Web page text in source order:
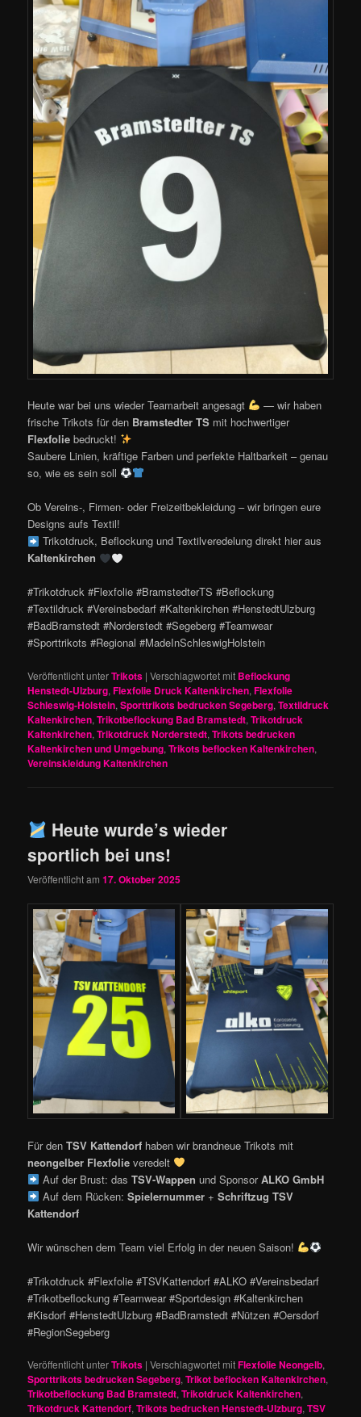
Heute war bei uns wieder Teamarbeit angesagt
— wir haben
frische Trikots für den Bramstedter TS mit hochwertiger
Flexfolie bedruckt!
Saubere Linien, kräftige Farben und perfekte Haltbarkeit – genau
so, wie es sein soll
Ob Vereins-, Firmen- oder Freizeitbekleidung – wir bringen eure
Designs aufs Textil!
Trikotdruck, Beflockung und Textilveredelung direkt hier aus
Kaltenkirchen
#Trikotdruck #Flexfolie #BramstedterTS #Beflockung
#Textildruck #Vereinsbedarf #Kaltenkirchen #HenstedtUlzburg
#BadBramstedt #Norderstedt #Segeberg #Teamwear
#Sporttrikots #Regional #MadeInSchleswigHolstein
Veröffentlicht unterTrikots |Verschlagwortet mit Beflockung
Henstedt-Ulzburg,Flexfolie Druck Kaltenkirchen,Flexfolie
Schleswig-Holstein,Sporttrikots bedrucken Segeberg,Textildruck
Kaltenkirchen,Trikotbeflockung Bad Bramstedt,Trikotdruck
Kaltenkirchen,Trikotdruck Norderstedt,Trikots bedrucken
Kaltenkirchen und Umgebung,Trikots beflocken Kaltenkirchen,
Vereinskleidung Kaltenkirchen
Heute wurde’s wieder
sportlich bei uns!
Veröffentlicht am17. Oktober 2025
Für denTSV Kattendorf haben wir brandneue Trikots mit
neongelber Flexfolie veredelt
Auf der Brust: das TSV-Wappen und SponsorALKO GmbH
Auf dem Rücken: Spielernummer+ Schriftzug TSV
Kattendorf
Wir wünschen dem Team viel Erfolg in der neuen Saison!
#Trikotdruck #Flexfolie #TSVKattendorf #ALKO #Vereinsbedarf
#Trikotbeflockung #Teamwear #Sportdesign #Kaltenkirchen
#Kisdorf #HenstedtUlzburg #BadBramstedt #Nützen #Oersdorf
#RegionSegeberg
Veröffentlicht unterTrikots |Verschlagwortet mitFlexfolie Neongelb,
Sporttrikots bedrucken Segeberg,Trikot beflocken Kaltenkirchen,
Trikotbeflockung Bad Bramstedt,Trikotdruck Kaltenkirchen,
Trikotdruck Kattendorf,Trikots bedrucken Henstedt-Ulzburg,TSV